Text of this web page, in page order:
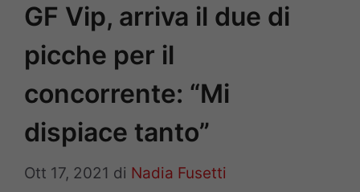
GF Vip, arriva il due di
picche per il
concorrente: “Mi
dispiace tanto”
Ott 17, 2021 di Nadia Fusetti